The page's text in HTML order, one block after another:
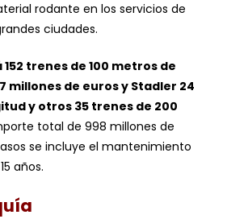
rodante en los servicios de
ciudades.
trenes de 100 metros de
millones de euros y Stadler 24
y otros 35 trenes de 200
total de 998 millones de
se incluye el mantenimiento
años.